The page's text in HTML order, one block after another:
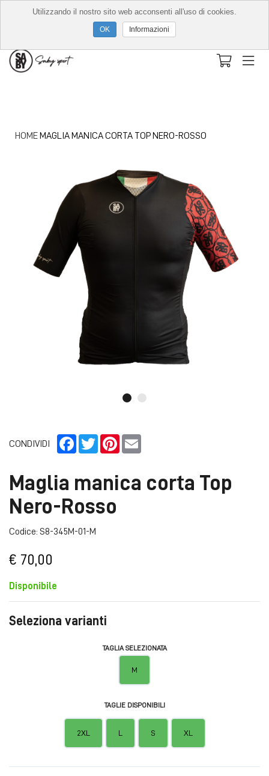
HOME MAGLIA MANICA CORTA TOP NERO-ROSSO
CONDIVIDI Facebook
TwitterPinterest
Maglia manica corta Top
Nero-Rosso
Codice: S8-345M-01-M
€ 70,00
Disponibile
Seleziona varianti
TAGLIA SELEZIONATA
M
TAGLIE DISPONIBILI
2XL L S XL
Utilizzando il nostro sito web acconsenti all'uso di cookies.
Informazioni